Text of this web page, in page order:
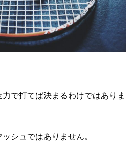
で打てば決まるわけではありま
シュではありません。